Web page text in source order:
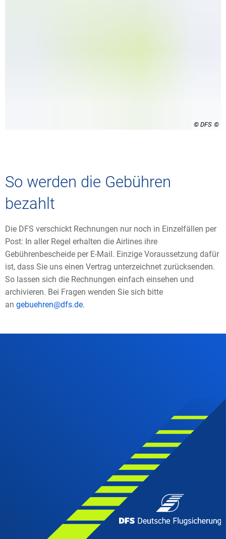
© DFS
So werden die Gebühren
bezahlt
Die DFS verschickt Rechnungen nur noch in Einzelfällen per
Post: In aller Regel erhalten die Airlines ihre
Gebührenbescheide per E-Mail. Einzige Voraussetzung dafür
ist, dass Sie uns einen Vertrag unterzeichnet zurücksenden.
So lassen sich die Rechnungen einfach einsehen und
archivieren. Bei Fragen wenden Sie sich bitte
an gebuehren@dfs.de.